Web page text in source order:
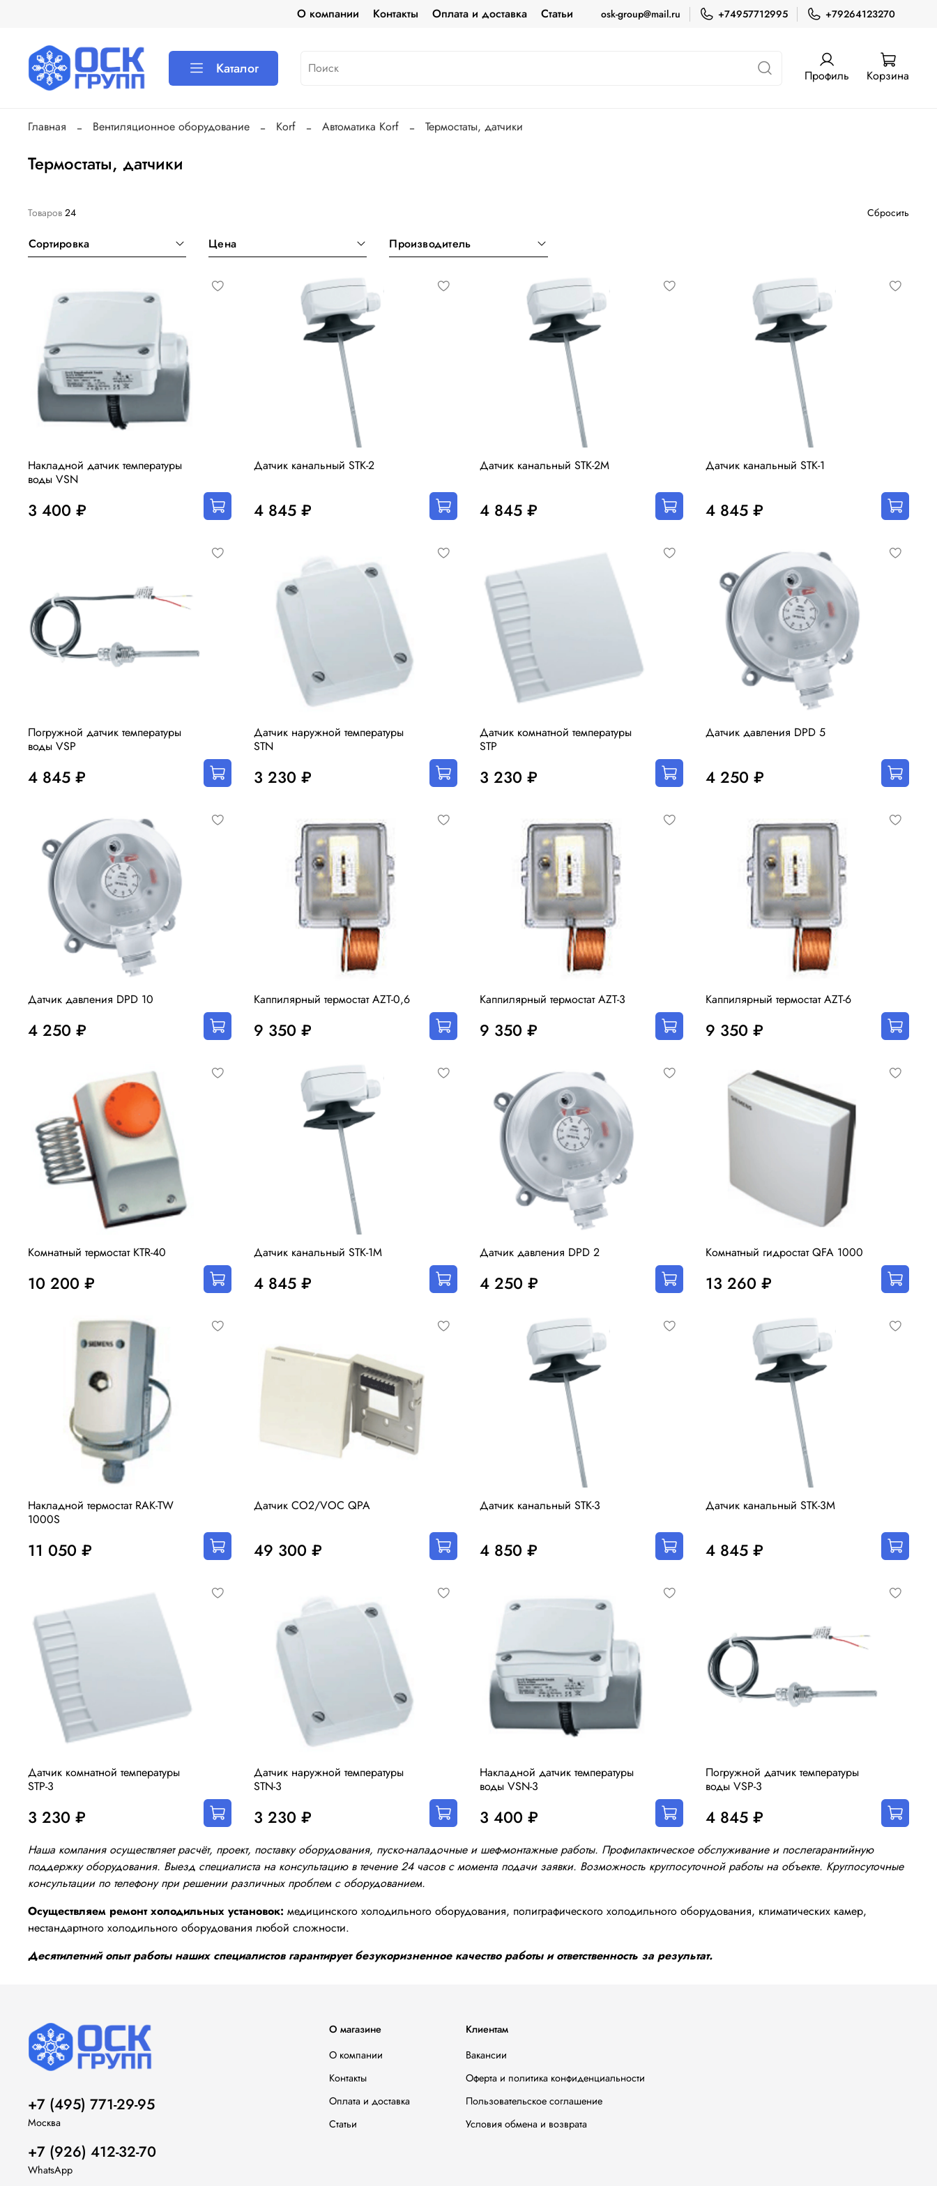
О компании Контакты Оплата и доставка Статьи osk-group@mail.ru +74957712995 +79264123270
Каталог Профиль Корзина
Главная Вентиляционное оборудование Korf Автоматика Korf Термостаты, датчики
Термостаты, датчики
Товаров 24 Сбросить
Сортировка Цена Производитель
Накладной датчик температуры
воды VSN
3 400 ₽
Датчик канальный STK-2
4 845 ₽
Датчик канальный STK-2M
4 845 ₽
Датчик канальный STK-1
4 845 ₽
Погружной датчик температуры
воды VSP
4 845 ₽
Датчик наружной температуры
STN
3 230 ₽
Датчик комнатной температуры
STP
3 230 ₽
Датчик давления DPD 5
4 250 ₽
Датчик давления DPD 10
4 250 ₽
Каппилярный термостат AZT-0,6
9 350 ₽
Каппилярный термостат AZT-3
9 350 ₽
Каппилярный термостат AZT-6
9 350 ₽
Комнатный термостат KTR-40
10 200 ₽
Датчик канальный STK-1M
4 845 ₽
Датчик давления DPD 2
4 250 ₽
Комнатный гидростат QFA 1000
13 260 ₽
Накладной термостат RAK-TW
1000S
11 050 ₽
Датчик CO2/VOC QPA
49 300 ₽
Датчик канальный STK-3
4 850 ₽
Датчик канальный STK-3М
4 845 ₽
Датчик комнатной температуры
STP-3
3 230 ₽
Датчик наружной температуры
STN-3
3 230 ₽
Накладной датчик температуры
воды VSN-3
3 400 ₽
Погружной датчик температуры
воды VSP-3
4 845 ₽
Наша компания осуществляет расчёт, проект, поставку оборудования, пуско-наладочные и шеф-монтажные работы. Профилактическое обслуживание и послегарантийную
поддержку оборудования. Выезд специалиста на консультацию в течение 24 часов с момента подачи заявки. Возможность круглосуточной работы на объекте. Круглосуточные
консультации по телефону при решении различных проблем с оборудованием.
Осуществляем ремонт холодильных установок: медицинского холодильного оборудования, полиграфического холодильного оборудования, климатических камер,
нестандартного холодильного оборудования любой сложности.
Десятилетний опыт работы наших специалистов гарантирует безукоризненное качество работы и ответственность за результат.
О магазине
О компании
Контакты
Оплата и доставка
Статьи
Клиентам
Вакансии
Оферта и политика конфиденциальности
Пользовательское соглашение
Условия обмена и возврата
+7 (495) 771-29-95
Москва
+7 (926) 412-32-70
WhatsApp